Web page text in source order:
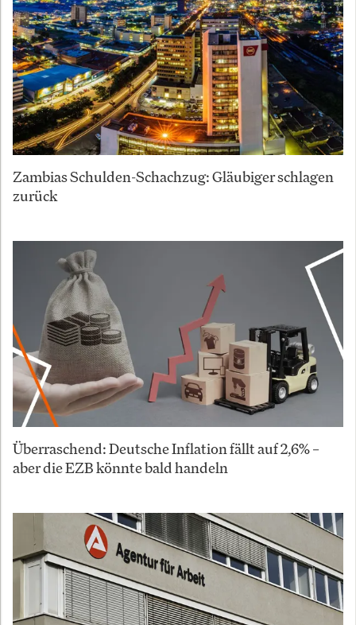
Zambias Schulden-Schachzug: Gläubiger schlagen
zurück
Überraschend: Deutsche Inflation fällt auf 2,6% –
aber die EZB könnte bald handeln